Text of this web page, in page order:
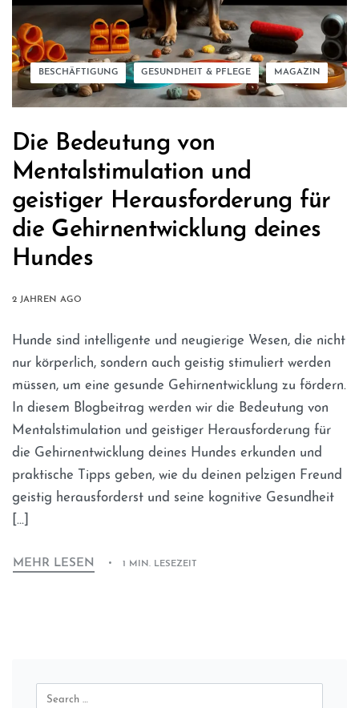
BESCHÄFTIGUNG GESUNDHEIT & PFLEGE MAGAZIN
Die Bedeutung von
Mentalstimulation und
geistiger Herausforderung für
die Gehirnentwicklung deines
Hundes
2 JAHREN AGO
Hunde sind intelligente und neugierige Wesen, die nicht
nur körperlich, sondern auch geistig stimuliert werden
müssen, um eine gesunde Gehirnentwicklung zu fördern.
In diesem Blogbeitrag werden wir die Bedeutung von
Mentalstimulation und geistiger Herausforderung für
die Gehirnentwicklung deines Hundes erkunden und
praktische Tipps geben, wie du deinen pelzigen Freund
geistig herausforderst und seine kognitive Gesundheit
[…]
MEHR LESEN 1 MIN. LESEZEIT